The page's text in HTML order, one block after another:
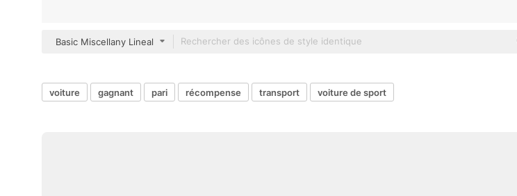
Basic Miscellany Lineal
voiture gagnant pari récompense transport voiture de sport